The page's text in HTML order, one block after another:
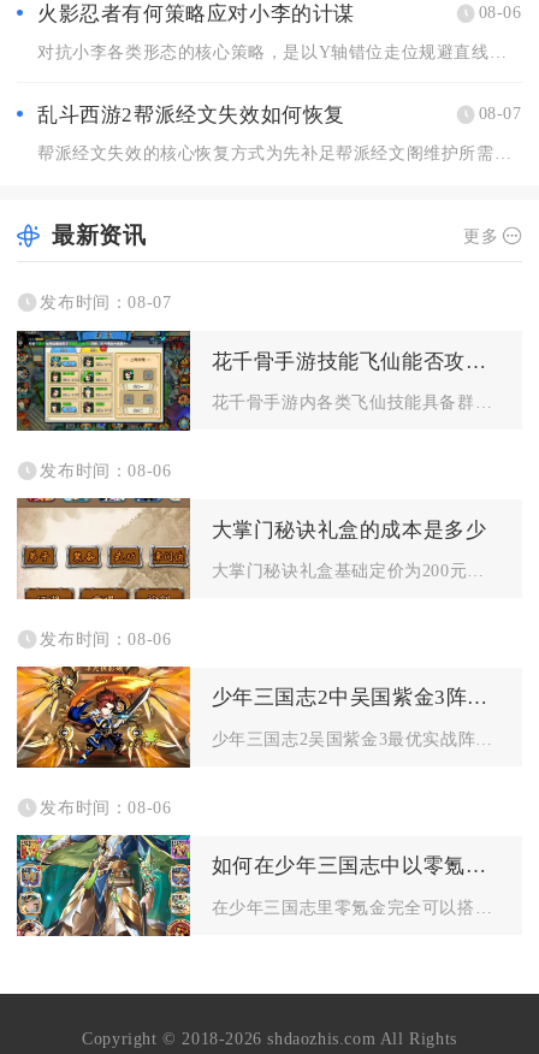
火影忍者有何策略应对小李的计谋 08-06
乱斗西游2帮派经文失效如何恢复 08-07
最新资讯 更多
发布时间：08-07
花千骨手游技能飞仙能否攻击多个敌人
发布时间：08-06
大掌门秘诀礼盒的成本是多少
发布时间：08-06
少年三国志2中吴国紫金3阵容怎么打
发布时间：08-06
如何在少年三国志中以零氪金的方式组建强力的阵容
Copyright © 2018-2026 shdaozhis.com All Rights